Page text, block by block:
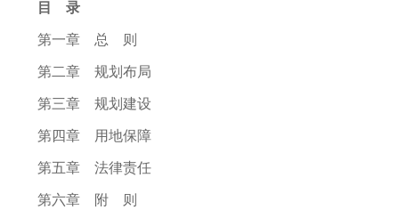
目 录
第一章 总 则
第二章 规划布局
第三章 规划建设
第四章 用地保障
第五章 法律责任
第六章 附 则